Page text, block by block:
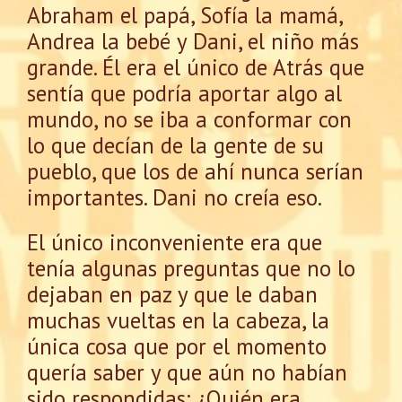
Abraham el papá, Sofía la mamá,
Andrea la bebé y Dani, el niño más
grande. Él era el único de Atrás que
sentía que podría aportar algo al
mundo, no se iba a conformar con
lo que decían de la gente de su
pueblo, que los de ahí nunca serían
importantes. Dani no creía eso.
El único inconveniente era que
tenía algunas preguntas que no lo
dejaban en paz y que le daban
muchas vueltas en la cabeza, la
única cosa que por el momento
quería saber y que aún no habían